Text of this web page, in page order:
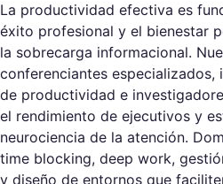
La productividad efectiva es
éxito profesional y el bienestar
la sobrecarga informacional.
conferenciantes especializados,
de productividad e
el rendimiento de ejecutivos y
neurociencia de la atención.
time blocking, deep work,
y diseño de entornos que